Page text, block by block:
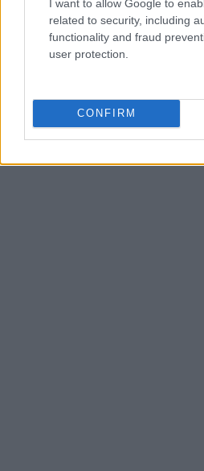
I want to allow Google to
related to security, including
functionality and fraud
user protection.
CONFIRM